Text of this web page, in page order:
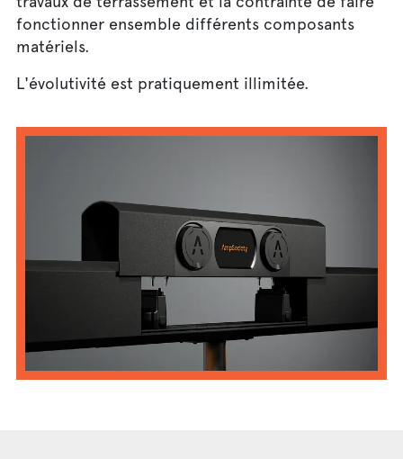
fonctionner ensemble différents composants
matériels.
L'évolutivité est pratiquement illimitée.